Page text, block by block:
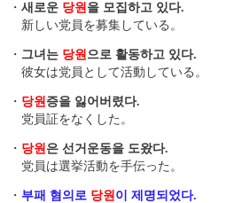
・ 새로운 당원을 모집하고 있다.
新しい党員を募集している。
・ 그녀는 당원으로 활동하고 있다.
彼女は党員として活動している。
・ 당원증을 잃어버렸다.
党員証をなくした。
・ 당원은 선거운동을 도왔다.
党員は選挙活動を手伝った。
・ 부패 혐의로 당원이 제명되었다.